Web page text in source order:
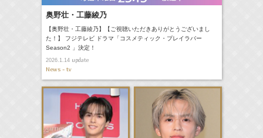
奥野壮・工藤綾乃
【奥野壮・工藤綾乃】【ご視聴いただきありがとうございまし
た！】 フジテレビ ドラマ「コスメティック・プレイラバー
Season2 」決定！
2026.1.14update
News - tv